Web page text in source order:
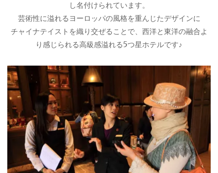
し名付けられています。
芸術性に溢れるヨーロッパの風格を重んじたデザインに
チャイナテイストを織り交ぜることで、西洋と東洋の融合よ
り感じられる高級感溢れる5つ星ホテルです♪